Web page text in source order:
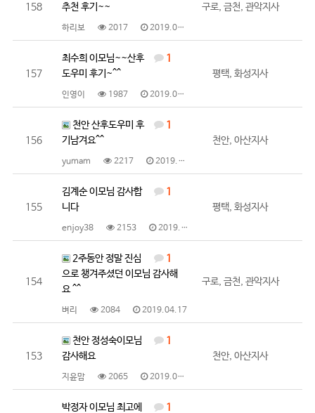
158
추천 후기~~
하리보 2017 2019.05.02
구로, 금천, 관악지사
157
1
최수희 이모님~~산후
도우미 후기~^^
인영이 1987 2019.04.26
평택, 화성지사
156
1
천안 산후도우미 후
기남겨요^^
yumam 2217 2019.04.26
천안, 아산지사
155
1
김계순 이모님 감사합
니다
enjoy38 2153 2019.04.18
평택, 화성지사
154
1
2주동안 정말 진심
으로 챙겨주셨던 이모님 감사해
요 ^^
벼리 2084 2019.04.17
구로, 금천, 관악지사
153
1
천안 정성숙이모님
감사해요
지윤맘 2065 2019.04.16
천안, 아산지사
1
박정자 이모님 최고에